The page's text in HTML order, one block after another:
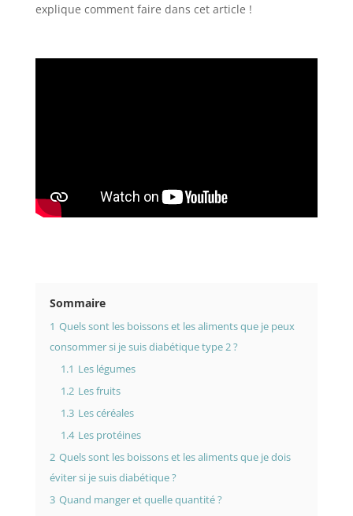
explique comment faire dans cet article !
Sommaire
1 Quels sont les boissons et les aliments que je peux
consommer si je suis diabétique type 2 ?
1.1 Les légumes
1.2 Les fruits
1.3 Les céréales
1.4 Les protéines
2 Quels sont les boissons et les aliments que je dois
éviter si je suis diabétique ?
3 Quand manger et quelle quantité ?